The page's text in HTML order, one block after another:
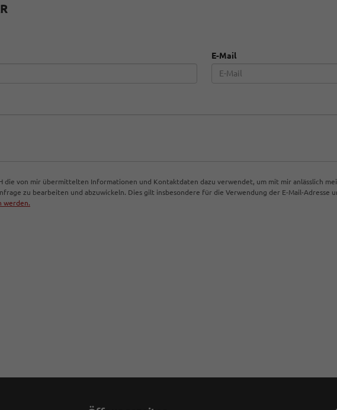
E-Mail
die von mir übermittelten Informationen und Kontaktdaten dazu verwendet, um mit mir anlässlich
zu bearbeiten und abzuwickeln. Dies gilt insbesondere für die Verwendung der E-Mail-Adresse
werden.